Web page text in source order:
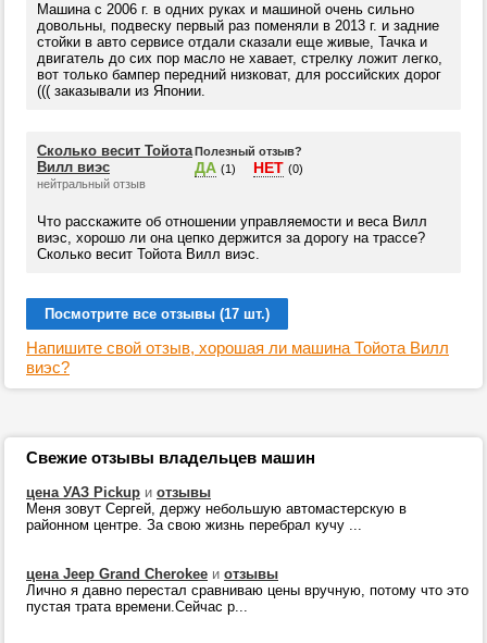
Машина с 2006 г. в одних руках и машиной очень сильно
довольны, подвеску первый раз поменяли в 2013 г. и задние
стойки в авто сервисе отдали сказали еще живые, Тачка и
двигатель до сих пор масло не хавает, стрелку ложит легко,
вот только бампер передний низковат, для российских дорог
((( заказывали из Японии.
Сколько весит Тойота
Вилл виэс
нейтральный отзыв
Полезный отзыв?
ДА (1) НЕТ (0)
Что расскажите об отношении управляемости и веса Вилл
виэс, хорошо ли она цепко держится за дорогу на трассе?
Сколько весит Тойота Вилл виэс.
Посмотрите все отзывы (17 шт.)
Напишите свой отзыв, хорошая ли машина Тойота Вилл
виэс?
Свежие отзывы владельцев машин
цена УАЗ Pickup и отзывы
Меня зовут Сергей, держу небольшую автомастерскую в
районном центре. За свою жизнь перебрал кучу ...
цена Jeep Grand Cherokee и отзывы
Лично я давно перестал сравниваю цены вручную, потому что это
пустая трата времени.Сейчас р...